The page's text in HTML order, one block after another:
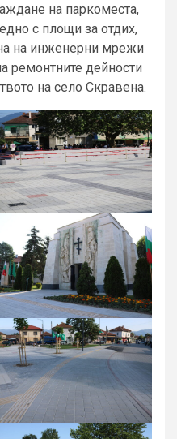
на паркоместа,
с площи за отдих,
на инженерни мрежи
ремонтните дейности
на село Скравена.